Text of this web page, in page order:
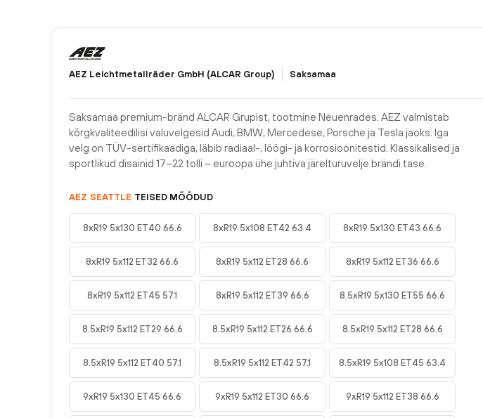
AEZ Leichtmetallräder GmbH (ALCAR Group) Saksamaa
Saksamaa premium-bränd ALCAR Grupist, tootmine Neuenrades. AEZ valmistab
kõrgkvaliteedilisi valuvelgesid Audi, BMW, Mercedese, Porsche ja Tesla jaoks. Iga
velg on TÜV-sertifikaadiga, läbib radiaal-, löögi- ja korrosioonitestid. Klassikalised ja
sportlikud disainid 17–22 tolli – euroopa ühe juhtiva järelturuvelje brändi tase.
AEZ SEATTLE TEISED MÕÕDUD
8xR19 5x130 ET40 66.6 8xR19 5x108 ET42 63.4 8xR19 5x130 ET43 66.6
8xR19 5x112 ET32 66.6 8xR19 5x112 ET28 66.6 8xR19 5x112 ET36 66.6
8xR19 5x112 ET45 57.1 8xR19 5x112 ET39 66.6 8.5xR19 5x130 ET55 66.6
8.5xR19 5x112 ET29 66.6 8.5xR19 5x112 ET26 66.6 8.5xR19 5x112 ET28 66.6
8.5xR19 5x112 ET40 57.1 8.5xR19 5x112 ET42 57.1 8.5xR19 5x108 ET45 63.4
9xR19 5x130 ET45 66.6 9xR19 5x112 ET30 66.6 9xR19 5x112 ET38 66.6